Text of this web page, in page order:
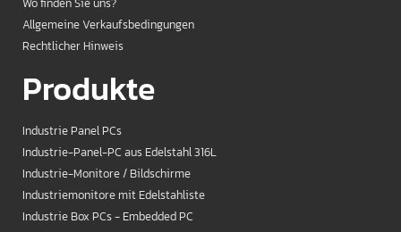
Wo finden Sie uns?
Allgemeine Verkaufsbedingungen
Rechtlicher Hinweis
Produkte
Industrie Panel PCs
Industrie-Panel-PC aus Edelstahl 316L
Industrie-Monitore / Bildschirme
Industriemonitore mit Edelstahliste
Industrie Box PCs - Embedded PC